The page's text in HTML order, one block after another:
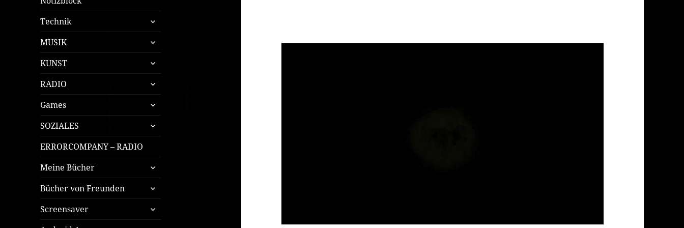
Technik
untermenü
öffnen
MUSIK
untermenü
öffnen
KUNST
untermenü
öffnen
RADIO
untermenü
öffnen
Games
untermenü
öffnen
SOZIALES
untermenü
öffnen
ERRORCOMPANY – RADIO
Meine Bücher
untermenü
öffnen
Bücher von Freunden
untermenü
öffnen
Screensaver
untermenü
öffnen